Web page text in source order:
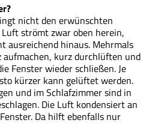
nicht den erwünschten
strömt zwar oben herein,
ausreichend hinaus. Mehrmals
aufmachen, kurz durchlüften und
Fenster wieder schließen. Je
kürzer kann gelüftet werden.
und im Schlafzimmer sind in
Die Luft kondensiert an
Da hilft ebenfalls nur